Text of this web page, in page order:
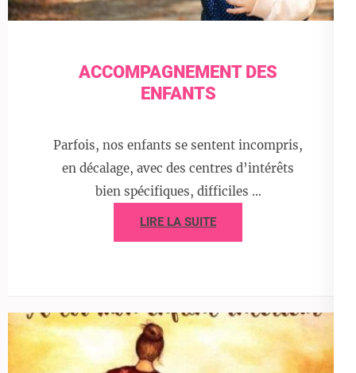
ACCOMPAGNEMENT DES
ENFANTS
Parfois, nos enfants se sentent incompris,
en décalage, avec des centres d’intérêts
bien spécifiques, difficiles …
LIRE LA SUITE